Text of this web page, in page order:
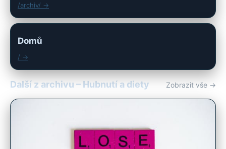
/archiv/ →
Domů
/ →
Další z archivu – Hubnutí a diety Zobrazit vše →